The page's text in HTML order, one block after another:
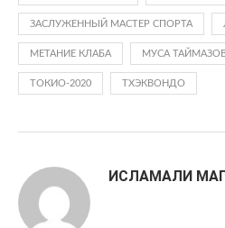
ЗАСЛУЖЕННЫЙ МАСТЕР СПОРТА
МЕТАНИЕ КЛАБА МУСА
ТОКИО-2020 ТХЭКВОНДО
ИСЛАМАЛИ